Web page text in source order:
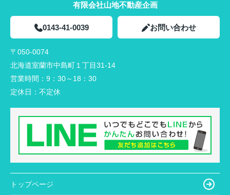
有限会社山地不動産企画
0143-41-0039 お問い合わせ
〒050-0074
北海道室蘭市中島町１丁目31-14
営業時間： 9：30～18：30
定休日： 不定休
トップページ